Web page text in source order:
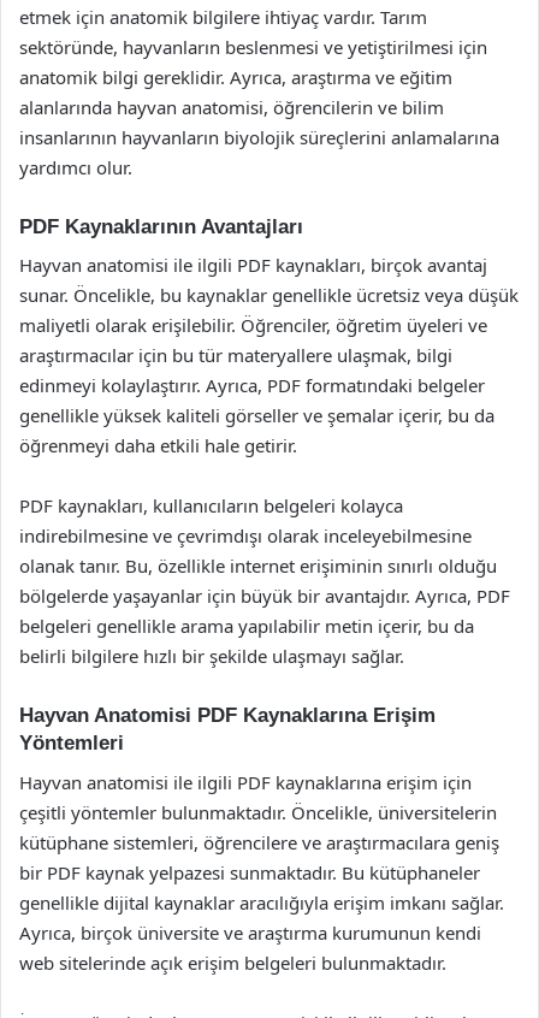
etmek için anatomik bilgilere ihtiyaç vardır. Tarım
sektöründe, hayvanların beslenmesi ve yetiştirilmesi için
anatomik bilgi gereklidir. Ayrıca, araştırma ve eğitim
alanlarında hayvan anatomisi, öğrencilerin ve bilim
insanlarının hayvanların biyolojik süreçlerini anlamalarına
yardımcı olur.
PDF Kaynaklarının Avantajları
Hayvan anatomisi ile ilgili PDF kaynakları, birçok avantaj
sunar. Öncelikle, bu kaynaklar genellikle ücretsiz veya düşük
maliyetli olarak erişilebilir. Öğrenciler, öğretim üyeleri ve
araştırmacılar için bu tür materyallere ulaşmak, bilgi
edinmeyi kolaylaştırır. Ayrıca, PDF formatındaki belgeler
genellikle yüksek kaliteli görseller ve şemalar içerir, bu da
öğrenmeyi daha etkili hale getirir.
PDF kaynakları, kullanıcıların belgeleri kolayca
indirebilmesine ve çevrimdışı olarak inceleyebilmesine
olanak tanır. Bu, özellikle internet erişiminin sınırlı olduğu
bölgelerde yaşayanlar için büyük bir avantajdır. Ayrıca, PDF
belgeleri genellikle arama yapılabilir metin içerir, bu da
belirli bilgilere hızlı bir şekilde ulaşmayı sağlar.
Hayvan Anatomisi PDF Kaynaklarına Erişim
Yöntemleri
Hayvan anatomisi ile ilgili PDF kaynaklarına erişim için
çeşitli yöntemler bulunmaktadır. Öncelikle, üniversitelerin
kütüphane sistemleri, öğrencilere ve araştırmacılara geniş
bir PDF kaynak yelpazesi sunmaktadır. Bu kütüphaneler
genellikle dijital kaynaklar aracılığıyla erişim imkanı sağlar.
Ayrıca, birçok üniversite ve araştırma kurumunun kendi
web sitelerinde açık erişim belgeleri bulunmaktadır.